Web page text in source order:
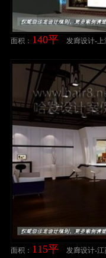
面积： 140平
发廊设计-
面积： 115平
发廊设计-